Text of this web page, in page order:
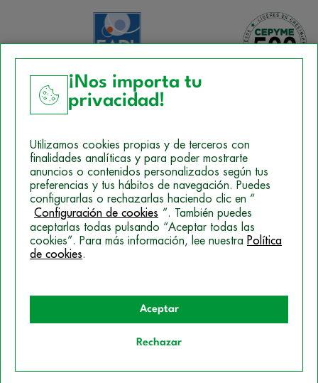
Política de Cookies
Mapa del sitio
Politica de Privacidad
© 2026 Campus Training
¡Nos importa tu
privacidad!
Utilizamos cookies propias y de terceros con
finalidades analíticas y para poder mostrarte
anuncios o contenidos personalizados según tus
preferencias y tus hábitos de navegación. Puedes
configurarlas o rechazarlas haciendo clic en “
Configuración de cookies ”. También puedes
aceptarlas todas pulsando “Aceptar todas las
cookies”. Para más información, lee nuestra Política
de cookies.
Aceptar
Rechazar